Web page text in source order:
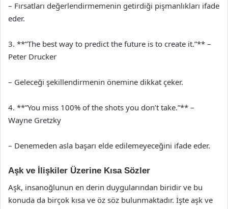
– Fırsatları değerlendirmemenin getirdiği pişmanlıkları ifade
eder.
3. **”The best way to predict the future is to create it.”** –
Peter Drucker
– Geleceği şekillendirmenin önemine dikkat çeker.
4. **”You miss 100% of the shots you don’t take.”** –
Wayne Gretzky
– Denemeden asla başarı elde edilemeyeceğini ifade eder.
Aşk ve İlişkiler Üzerine Kısa Sözler
Aşk, insanoğlunun en derin duygularından biridir ve bu
konuda da birçok kısa ve öz söz bulunmaktadır. İşte aşk ve